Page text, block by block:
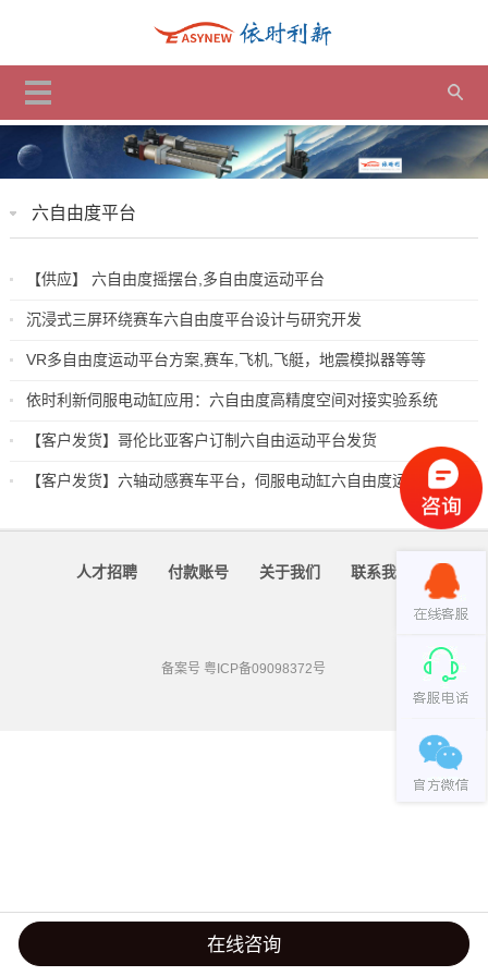
六自由度平台
【供应】 六自由度摇摆台,多自由度运动平台
沉浸式三屏环绕赛车六自由度平台设计与研究开发
VR多自由度运动平台方案,赛车,飞机,飞艇，地震模拟器等等
依时利新伺服电动缸应用：六自由度高精度空间对接实验系统
【客户发货】哥伦比亚客户订制六自由运动平台发货
【客户发货】六轴动感赛车平台，伺服电动缸六自由度运动平台
人才招聘 付款账号 关于我们 联系我们
备案号粤ICP备09098372号
在线咨询